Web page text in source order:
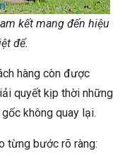
kết mang đến hiệu
để.
hàng còn được
quyết kịp thời những
không quay lại.
từng bước rõ ràng: